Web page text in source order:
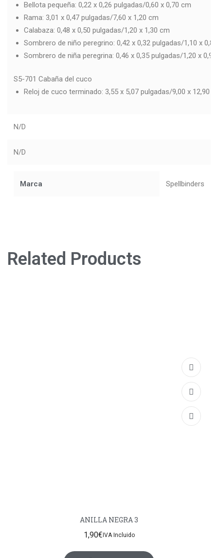
Bellota pequeña: 0,22 x 0,26 pulgadas/0,60 x 0,70 cm
Rama: 3,01 x 0,47 pulgadas/7,60 x 1,20 cm
Calabaza: 0,48 x 0,50 pulgadas/1,20 x 1,30 cm
Sombrero de niño peregrino: 0,42 x 0,32 pulgadas/1,10 x
Sombrero de niña peregrina: 0,46 x 0,35 pulgadas/1,20 x
S5-701 Cabaña del cuco
Reloj de cuco terminado: 3,55 x 5,07 pulgadas/9,00 x 12,90
N/D
N/D
Marca Spellbinders
Related Products
ANILLA NEGRA 3
1,90€IVA Incluido